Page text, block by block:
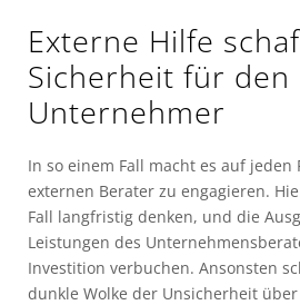
Externe Hilfe
Sicherheit für den
Unternehmer
In so einem Fall macht es auf jeden
externen Berater zu engagieren.
Fall langfristig denken, und die
Leistungen des
Investition verbuchen. Ansonsten
dunkle Wolke der Unsicherheit